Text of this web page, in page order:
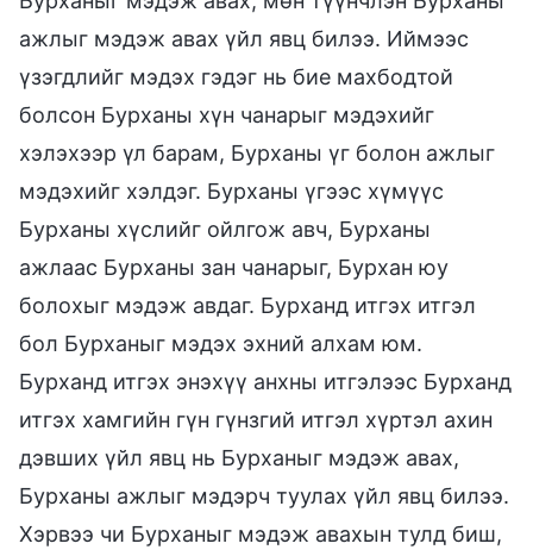
ажлыг мэдэж авах үйл явц билээ. Иймээс
үзэгдлийг мэдэх гэдэг нь бие махбодтой
болсон Бурханы хүн чанарыг мэдэхийг
хэлэхээр үл барам, Бурханы үг болон ажлыг
мэдэхийг хэлдэг. Бурханы үгээс хүмүүс
Бурханы хүслийг ойлгож авч, Бурханы
ажлаас Бурханы зан чанарыг, Бурхан юу
болохыг мэдэж авдаг. Бурханд итгэх итгэл
бол Бурханыг мэдэх эхний алхам юм.
Бурханд итгэх энэхүү анхны итгэлээс Бурханд
итгэх хамгийн гүн гүнзгий итгэл хүртэл ахин
дэвших үйл явц нь Бурханыг мэдэж авах,
Бурханы ажлыг мэдэрч туулах үйл явц билээ.
Хэрвээ чи Бурханыг мэдэж авахын тулд биш,